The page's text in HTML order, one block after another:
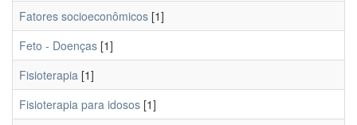
Fatores socioeconômicos [1]
Feto - Doenças [1]
Fisioterapia [1]
Fisioterapia para idosos [1]